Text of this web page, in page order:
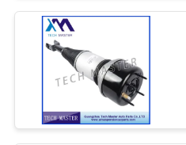
FORDERN
SIE EIN
ANGEBOT
AN